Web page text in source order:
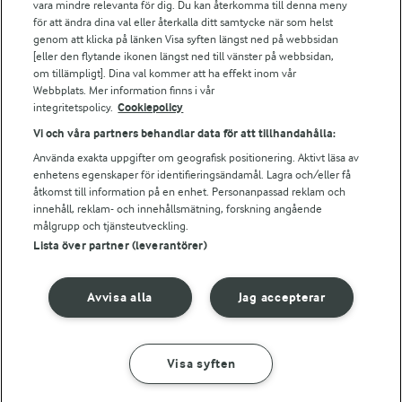
GÖR SÅ HÄR INGREDIENSER
Bildbank
Följ oss
© 2026 Arla Foods
Integritetspolicy
vara mindre relevanta för dig. Du kan återkomma till denna meny
för att ändra dina val eller återkalla ditt samtycke när som helst
genom att klicka på länken Visa syften längst ned på webbsidan
[eller den flytande ikonen längst ned till vänster på webbsidan,
om tillämpligt]. Dina val kommer att ha effekt inom vår
Webbplats. Mer information finns i vår
integritetspolicy. Cookiepolicy
Vi och våra partners behandlar data för att tillhandahålla:
Använda exakta uppgifter om geografisk positionering. Aktivt läsa av
enhetens egenskaper för identifieringsändamål. Lagra och/eller få
åtkomst till information på en enhet. Personanpassad reklam och
innehåll, reklam- och innehållsmätning, forskning angående
målgrupp och tjänsteutveckling.
Lista över partner (leverantörer)
Jag accepterar
Avvisa alla
Visa syften